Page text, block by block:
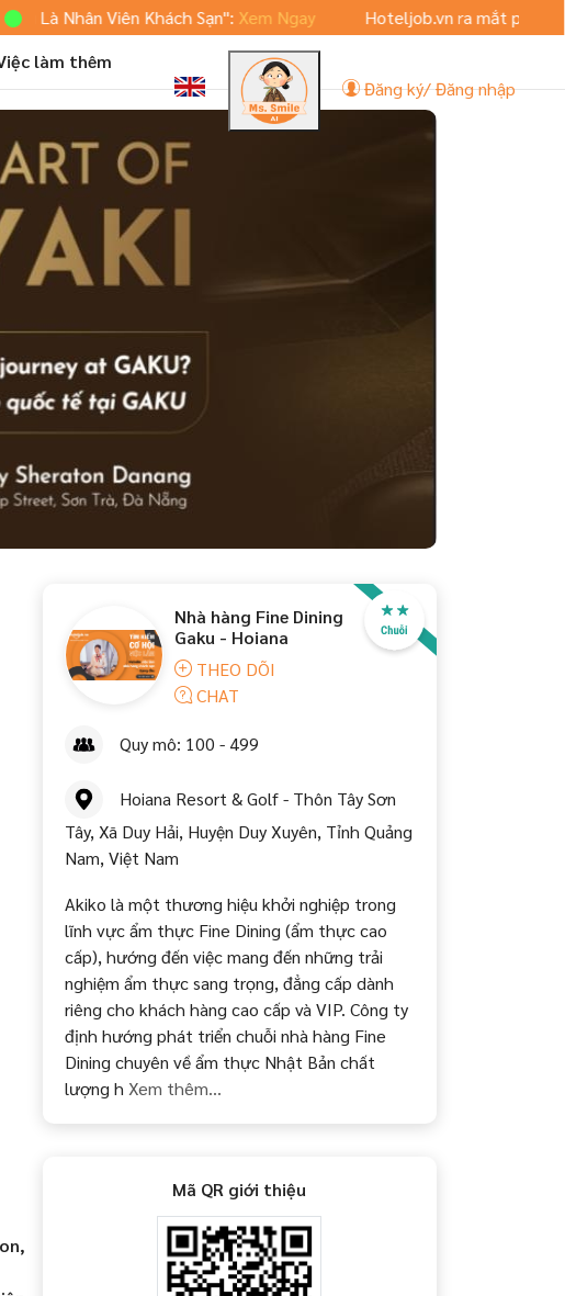
Nhân Viên Khách Sạn":Xem Ngay
Hoteljob.vn ra mắt phiên bản
làm thêm
Đăng ký/ Đăng nhập
Nhà hàng Fine Dining
Gaku - Hoiana
THEO DÕI
CHAT
Quy mô: 100 - 499
Hoiana Resort & Golf - Thôn Tây Sơn
Tây, Xã Duy Hải, Huyện Duy Xuyên, Tỉnh Quảng
Nam, Việt Nam
Akiko là một thương hiệu khởi nghiệp trong
lĩnh vực ẩm thực Fine Dining (ẩm thực cao
cấp), hướng đến việc mang đến những trải
nghiệm ẩm thực sang trọng, đẳng cấp dành
riêng cho khách hàng cao cấp và VIP. Công ty
định hướng phát triển chuỗi nhà hàng Fine
Dining chuyên về ẩm thực Nhật Bản chất
lượng h Xem thêm...
Mã QR giới thiệu